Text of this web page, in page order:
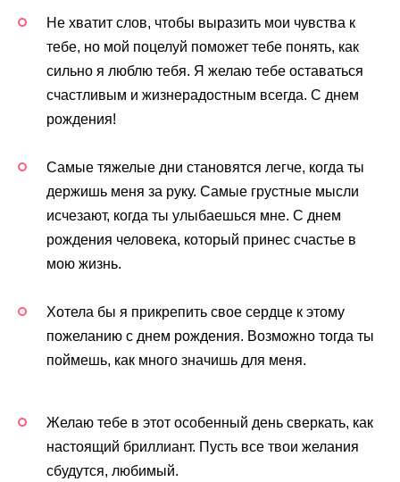
Не хватит слов, чтобы выразить мои чувства к
тебе, но мой поцелуй поможет тебе понять, как
сильно я люблю тебя. Я желаю тебе оставаться
счастливым и жизнерадостным всегда. С днем
рождения!
Самые тяжелые дни становятся легче, когда ты
держишь меня за руку. Самые грустные мысли
исчезают, когда ты улыбаешься мне. С днем
рождения человека, который принес счастье в
мою жизнь.
Хотела бы я прикрепить свое сердце к этому
пожеланию с днем рождения. Возможно тогда ты
поймешь, как много значишь для меня.
Желаю тебе в этот особенный день сверкать, как
настоящий бриллиант. Пусть все твои желания
сбудутся, любимый.